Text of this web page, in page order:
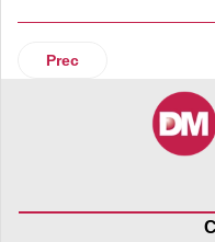
Articolo precedente:
Prec